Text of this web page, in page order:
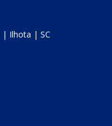
| Ilhota | SC